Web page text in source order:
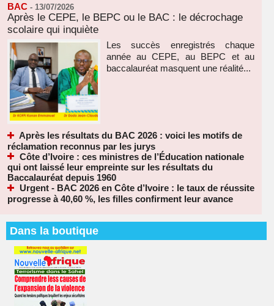
BAC - 13/07/2026
Après le CEPE, le BEPC ou le BAC : le décrochage
scolaire qui inquiète
Les succès enregistrés chaque
année au CEPE, au BEPC et au
baccalauréat masquent une réalité...
Après les résultats du BAC 2026 : voici les motifs de
réclamation reconnus par les jurys
Côte d’Ivoire : ces ministres de l’Éducation nationale
qui ont laissé leur empreinte sur les résultats du
Baccalauréat depuis 1960
Urgent - BAC 2026 en Côte d’Ivoire : le taux de réussite
progresse à 40,60 %, les filles confirment leur avance
Dans la boutique